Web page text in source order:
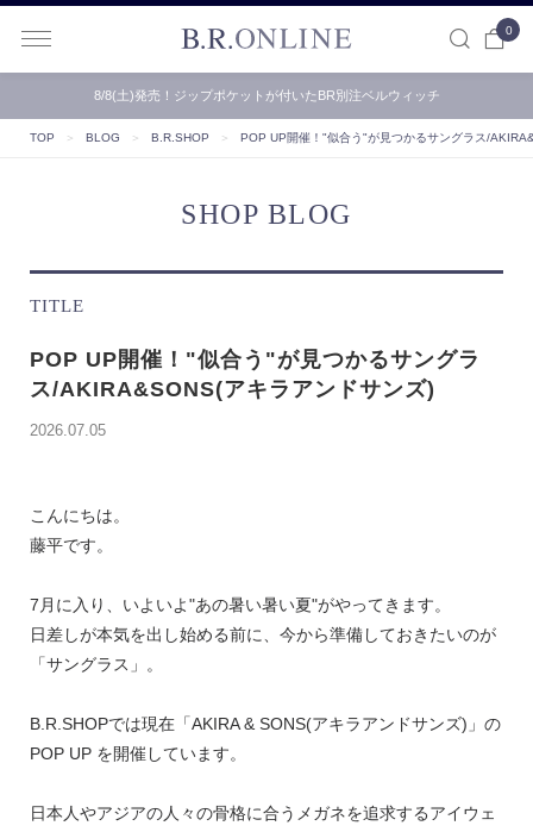
0
8/8(土)発売！ジップポケットが付いたBR別注ベルウィッチ
TOP ＞ BLOG ＞ B.R.SHOP ＞ POP UP開催！"似合う"が見つかるサングラス/
SHOP BLOG
TITLE
POP UP開催！"似合う"が見つかるサングラ
ス/AKIRA&SONS(アキラアンドサンズ)
2026.07.05
こんにちは。
藤平です。
7月に入り、いよいよ"あの暑い暑い夏"がやってきます。
日差しが本気を出し始める前に、今から準備しておきたいのが
「サングラス」。
B.R.SHOPでは現在「AKIRA & SONS(アキラアンドサンズ)」の
POP UP を開催しています。
日本人やアジアの人々の骨格に合うメガネを追求するアイウェ